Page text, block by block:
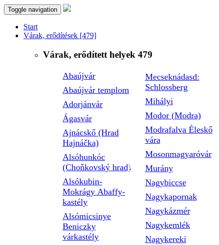
Toggle navigation
Start
Várak, erődítések [479]
Várak, erődített helyek 479
Abaújvár
Abaújvár templom
Adorjánvár
Ágasvár
Ajnácskő (Hrad
Hajnáčka)
Alsóhunkóc
(Choňkovský hrad)
Alsókubin-
Mokrágy Abaffy-
kastély
Alsómicsinye
Beniczky
várkastély
Mecseknádasd:
Schlossberg
Mihályi
Modor (Modra)
Modrafalva Éleskő
vára
Mosonmagyaróvár
Murány
Nagybiccse
Nagykapornak
Nagykázmér
Nagykemlék
Nagykereki